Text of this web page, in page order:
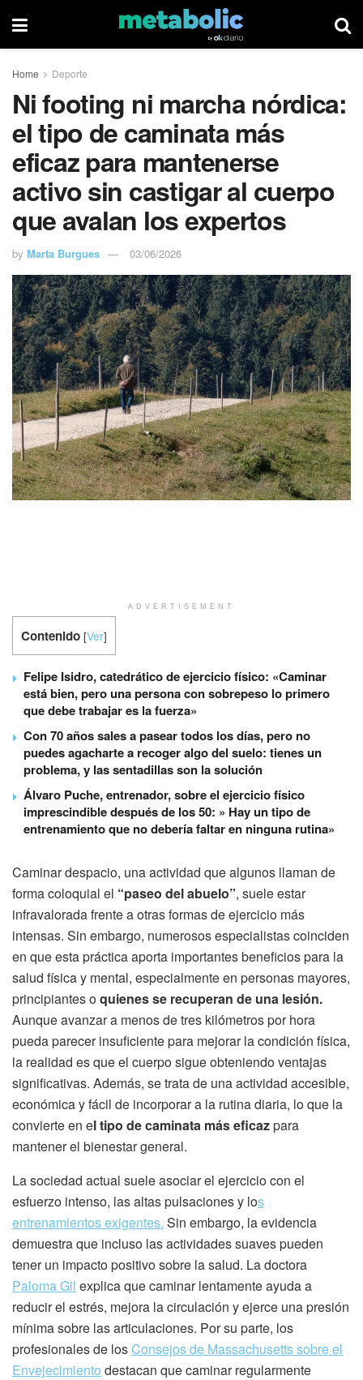
Home Deporte
Ni footing ni marcha nórdica:
el tipo de caminata más
eficaz para mantenerse
activo sin castigar al cuerpo
que avalan los expertos
by Marta Burgues 03/06/2026
ADVERTISEMENT
Contenido [Ver]
Felipe Isidro, catedrático de ejercicio físico: «Caminar
está bien, pero una persona con sobrepeso lo primero
que debe trabajar es la fuerza»
Con 70 años sales a pasear todos los días, pero no
puedes agacharte a recoger algo del suelo: tienes un
problema, y las sentadillas son la solución
Álvaro Puche, entrenador, sobre el ejercicio físico
imprescindible después de los 50: » Hay un tipo de
entrenamiento que no debería faltar en ninguna rutina»
Caminar despacio, una actividad que algunos llaman de
forma coloquial el “paseo del abuelo”, suele estar
infravalorada frente a otras formas de ejercicio más
intensas. Sin embargo, numerosos especialistas coinciden
en que esta práctica aporta importantes beneficios para la
salud física y mental, especialmente en personas mayores,
principiantes oquienes se recuperan de una lesión.
Aunque avanzar a menos de tres kilómetros por hora
pueda parecer insuficiente para mejorar la condición física,
la realidad es que el cuerpo sigue obteniendo ventajas
significativas. Además, se trata de una actividad accesible,
económica y fácil de incorporar a la rutina diaria, lo que la
convierte en el tipo de caminata más eficazpara
mantener el bienestar general.
La sociedad actual suele asociar el ejercicio con el
esfuerzo intenso, las altas pulsaciones y los
entrenamientos exigentes. Sin embargo, la evidencia
demuestra que incluso las actividades suaves pueden
tener un impacto positivo sobre la salud. La doctora
Paloma Gil explica que caminar lentamente ayuda a
reducir el estrés, mejora la circulación y ejerce una presión
mínima sobre las articulaciones. Por su parte, los
profesionales de losConsejos de Massachusetts sobre el
Envejecimiento destacan que caminar regularmente